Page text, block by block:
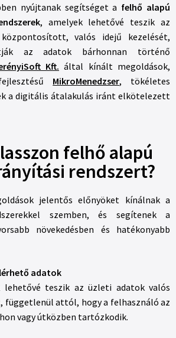
nyújtanak segítséget a felhő alapú
, amelyek lehetővé teszik az
valós idejű kezelését,
az adatok bárhonnan történő
Kft. által kínált megoldások,
MikroMenedzser, tökéletes
a digitális átalakulás iránt elkötelezett
felhő alapú
rendszert?
jelentős előnyöket kínálnak a
szemben, és segítenek a
növekedésben és hatékonyabb
adatok
lehetővé teszik az üzleti adatok valós
függetlenül attól, hogy a felhasználó az
vagy útközben tartózkodik.